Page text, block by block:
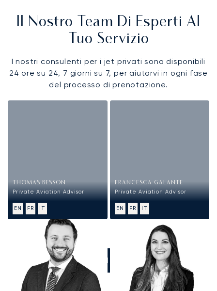
Il Nostro Team Di Esperti Al
Tuo Servizio
I nostri consulenti per i jet privati sono disponibili
24 ore su 24, 7 giorni su 7, per aiutarvi in ogni fase
del processo di prenotazione.
THOMAS BESSON
Private Aviation Advisor
EN FR IT
FRANCESCA GALANTE
Private Aviation Advisor
EN FR IT
CHIAMATECI